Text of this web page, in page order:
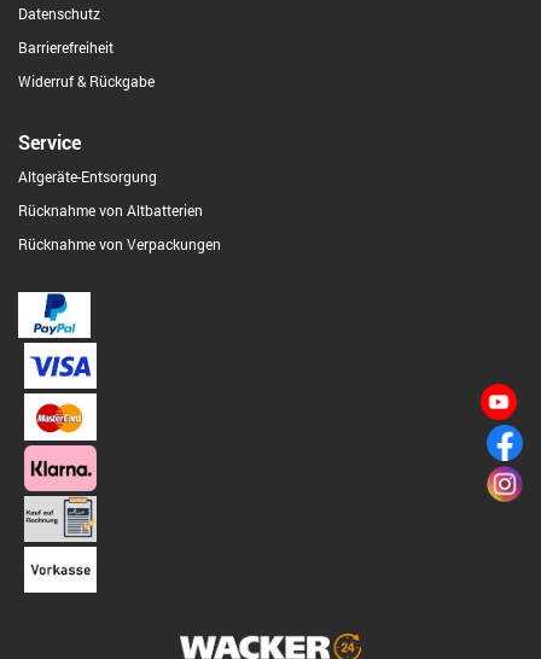
Datenschutz
Barrierefreiheit
Widerruf & Rückgabe
Service
Altgeräte-Entsorgung
Rücknahme von Altbatterien
Rücknahme von Verpackungen